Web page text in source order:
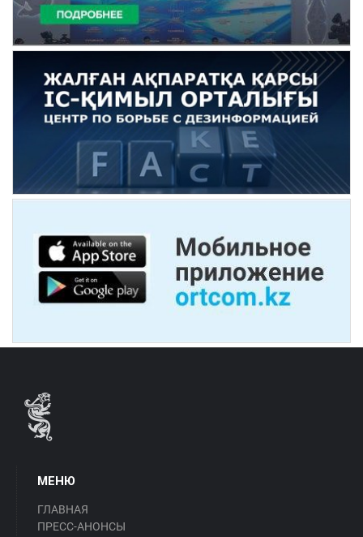
МЕНЮ
ГЛАВНАЯ
ПРЕСС-АНОНСЫ